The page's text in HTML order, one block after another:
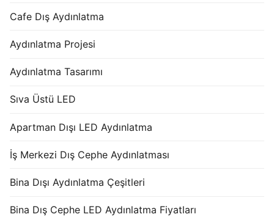
Cafe Dış Aydınlatma
Aydınlatma Projesi
Aydınlatma Tasarımı
Sıva Üstü LED
Apartman Dışı LED Aydınlatma
İş Merkezi Dış Cephe Aydınlatması
Bina Dışı Aydınlatma Çeşitleri
Bina Dış Cephe LED Aydınlatma Fiyatları